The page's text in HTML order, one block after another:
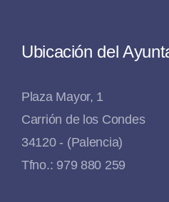
Ubicación del
Plaza Mayor, 1
Carrión de los Condes
34120 - (Palencia)
Tfno.: 979 880 259